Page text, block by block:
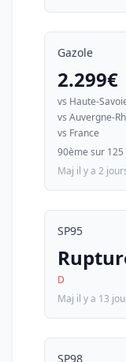
Gazole
2.299€
vs Haute-
vs Auvergne-
vs France
90ème sur
Maj il y a 2
SP95
D
Maj il y a 13
SP98